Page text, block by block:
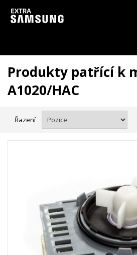
Vzhledem k aktuální situaci se může dodání
zpozdit. Děkujeme za
Produkty patřící k
A1020/HAC
Řazení